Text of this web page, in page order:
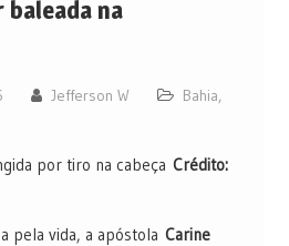
baleada na
Jefferson W Bahia,
por tiro na cabeça Crédito:
pela vida, a apóstola Carine